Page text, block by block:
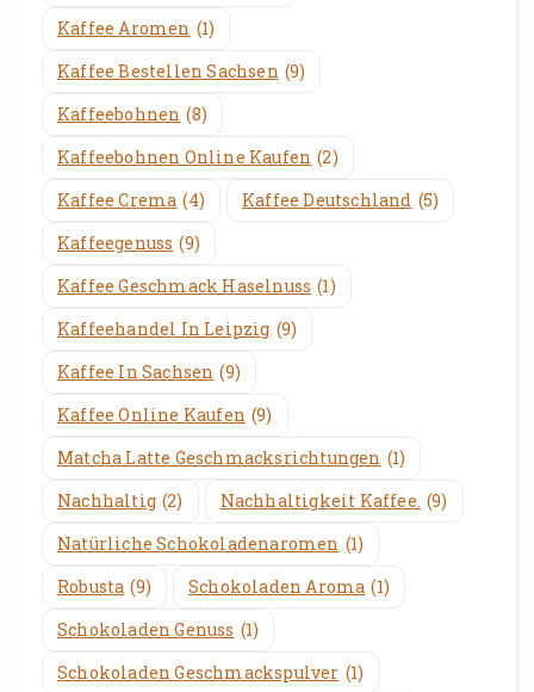
Kaffee Aromen (1)
Kaffee Bestellen Sachsen (9)
Kaffeebohnen (8)
Kaffeebohnen Online Kaufen (2)
Kaffee Crema (4) Kaffee Deutschland (5)
Kaffeegenuss (9)
Kaffee Geschmack Haselnuss (1)
Kaffeehandel In Leipzig (9)
Kaffee In Sachsen (9)
Kaffee Online Kaufen (9)
Matcha Latte Geschmacksrichtungen (1)
Nachhaltig (2) Nachhaltigkeit Kaffee. (9)
Natürliche Schokoladenaromen (1)
Robusta (9) Schokoladen Aroma (1)
Schokoladen Genuss (1)
Schokoladen Geschmackspulver (1)